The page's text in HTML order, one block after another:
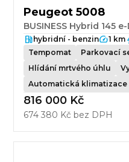
Peugeot 5008
BUSINESS Hybrid 145 e-
hybridní - benzin 1 km
Tempomat
Parkovací
Hlídání mrtvého úhlu
Automatická klimatizace
816 000 Kč
674 380 Kč bez DPH